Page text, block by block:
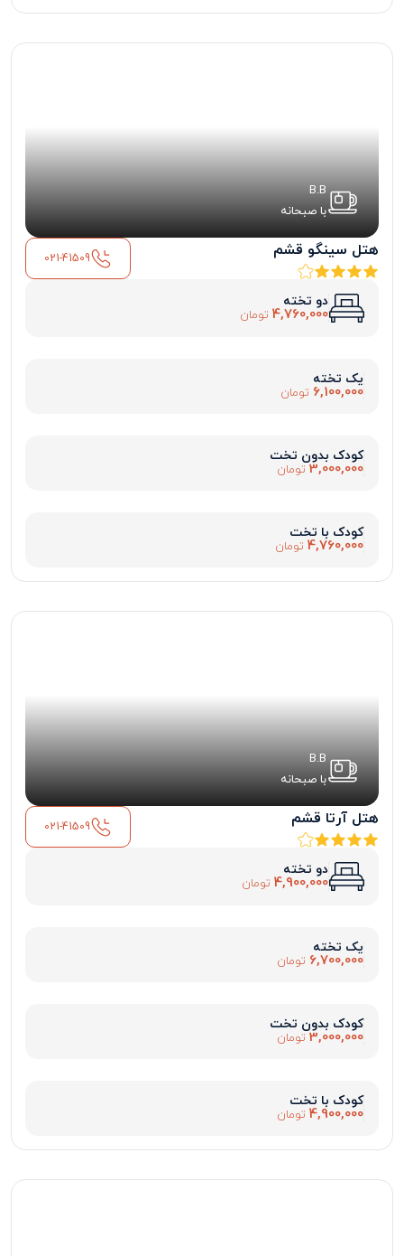
B.B
با صبحانه
هتل سینگو قشم 021-41509
دو تخته
4,760,000 تومان
یک تخته
6,100,000 تومان
کودک بدون تخت
3,000,000 تومان
کودک با تخت
4,760,000 تومان
B.B
با صبحانه
هتل آرتا قشم 021-41509
دو تخته
4,900,000 تومان
یک تخته
6,700,000 تومان
کودک بدون تخت
3,000,000 تومان
کودک با تخت
4,900,000 تومان